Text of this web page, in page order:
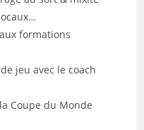
formations
jeu avec le coach
Coupe du Monde